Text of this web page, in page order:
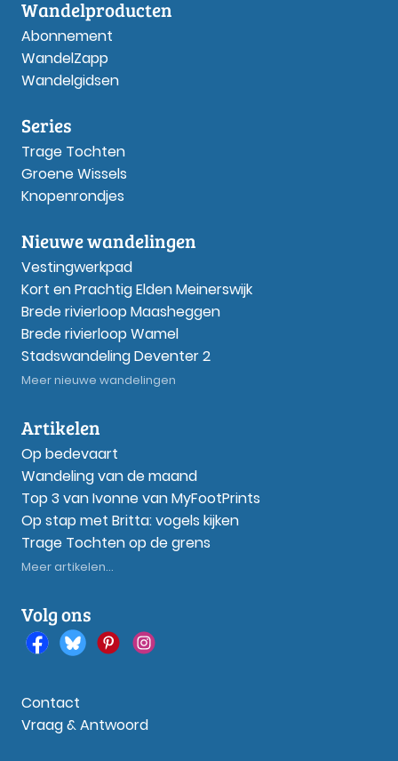
Wandelproducten
Abonnement
WandelZapp
Wandelgidsen
Series
Trage Tochten
Groene Wissels
Knopenrondjes
Nieuwe wandelingen
Vestingwerkpad
Kort en Prachtig Elden Meinerswijk
Brede rivierloop Maasheggen
Brede rivierloop Wamel
Stadswandeling Deventer 2
Meer nieuwe wandelingen
Artikelen
Op bedevaart
Wandeling van de maand
Top 3 van Ivonne van MyFootPrints
Op stap met Britta: vogels kijken
Trage Tochten op de grens
Meer artikelen...
Volg ons
Contact
Vraag & Antwoord